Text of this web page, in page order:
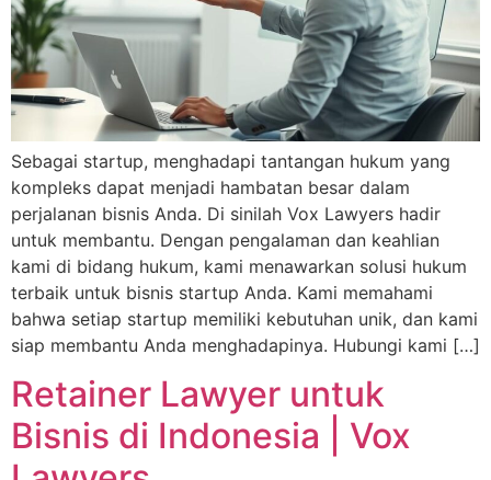
Sebagai startup, menghadapi tantangan hukum yang
kompleks dapat menjadi hambatan besar dalam
perjalanan bisnis Anda. Di sinilah Vox Lawyers hadir
untuk membantu. Dengan pengalaman dan keahlian
kami di bidang hukum, kami menawarkan solusi hukum
terbaik untuk bisnis startup Anda. Kami memahami
bahwa setiap startup memiliki kebutuhan unik, dan kami
siap membantu Anda menghadapinya. Hubungi kami […]
Retainer Lawyer untuk
Bisnis di Indonesia | Vox